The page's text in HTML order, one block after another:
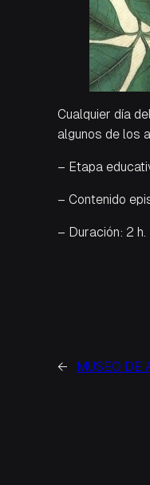
Cualquier día
algunos de los
– Etapa
– Contenido
– Duración: 2 h.
← MUSEO DE